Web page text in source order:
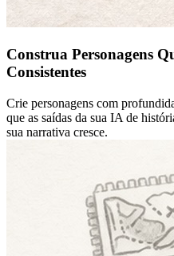
Construa Personagens
Consistentes
Crie personagens com
que as saídas da sua IA de
sua narrativa cresce.